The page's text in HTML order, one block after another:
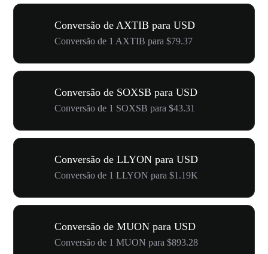
Conversão de AXTIB para USD
Conversão de 1 AXTIB para $79.37
Conversão de SOXSB para USD
Conversão de 1 SOXSB para $43.31
Conversão de LLYON para USD
Conversão de 1 LLYON para $1.19K
Conversão de MUON para USD
Conversão de 1 MUON para $893.28